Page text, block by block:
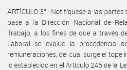
ARTÍCULO 3°.- Notifíquese a las
pase a la Dirección Nacional de
Trabajo, a los fines de que a través
Laboral se evalúe la procedencia
remuneraciones, del cual surge el tope
lo establecido en el Artículo 245 de la